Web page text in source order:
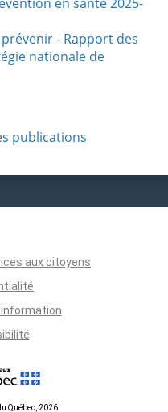
- Rapport des
nationale de
publications
aux citoyens
Québec, 2026